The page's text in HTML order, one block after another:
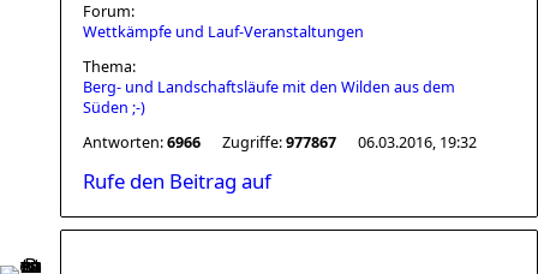
Forum:
Wettkämpfe und Lauf-Veranstaltungen
Thema:
Berg- und Landschaftsläufe mit den Wilden aus dem
Süden ;-)
Antworten:6966 Zugriffe:977867 06.03.2016, 19:32
Rufe den Beitrag auf